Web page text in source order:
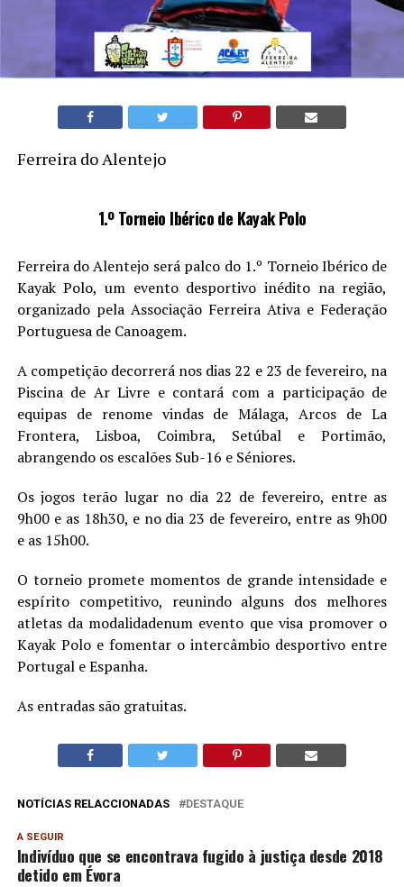
Ferreira do Alentejo
1.º Torneio Ibérico de Kayak Polo
Ferreira do Alentejo será palco do 1.º Torneio Ibérico de
Kayak Polo, um evento desportivo inédito na região,
organizado pela Associação Ferreira Ativa e Federação
Portuguesa de Canoagem.
A competição decorrerá nos dias 22 e 23 de fevereiro, na
Piscina de Ar Livre e contará com a participação de
equipas de renome vindas de Málaga, Arcos de La
Frontera, Lisboa, Coimbra, Setúbal e Portimão,
abrangendo os escalões Sub-16 e Séniores.
Os jogos terão lugar no dia 22 de fevereiro, entre as
9h00 e as 18h30, e no dia 23 de fevereiro, entre as 9h00
e as 15h00.
O torneio promete momentos de grande intensidade e
espírito competitivo, reunindo alguns dos melhores
atletas da modalidadenum evento que visa promover o
Kayak Polo e fomentar o intercâmbio desportivo entre
Portugal e Espanha.
As entradas são gratuitas.
NOTÍCIAS RELACCIONADAS DESTAQUE
A SEGUIR
Indivíduo que se encontrava fugido à justiça desde 2018
detido em Évora